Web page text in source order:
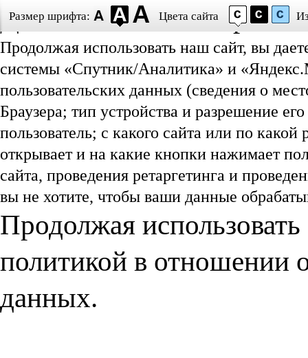
Даю согласие на
Продолжая использовать наш сайт, вы
системы «Спутник/Аналитика» и
пользовательских данных (сведения о
Браузера; тип устройства и разрешение
пользователь; с какого сайта или по
открывает и на какие кнопки нажимает
сайта, проведения ретаргетинга и
вы не хотите, чтобы ваши данные
Продолжая
политикой в отношении
данных.
Размер шрифта: Цвета сайта